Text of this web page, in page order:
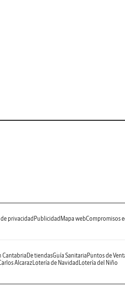
privacidad Publicidad Mapa webCompromisos
CantabriaDe tiendasGuía Sanitaria Puntos de
AlcarazLotería de Navidad Lotería del Niño